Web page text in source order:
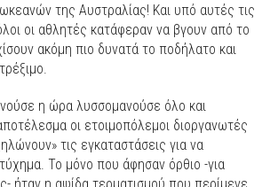
της Αυστραλίας! Και υπό αυτές τις
οι αθλητές κατάφεραν να βγουν από το
ακόμη πιο δυνατά το ποδήλατο και
η ώρα λυσσομανούσε όλο και
οι ετοιμοπόλεμοι διοργανωτές
τις εγκαταστάσεις για να
Το μόνο που άφησαν όρθιο -για
ήταν η αψίδα τερματισμού που περίμενε